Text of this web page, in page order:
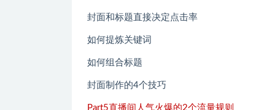
封面和标题直接决定点击率
如何提炼关键词
如何组合标题
封面制作的4个技巧
Part5直播间人气火爆的2个流量规则